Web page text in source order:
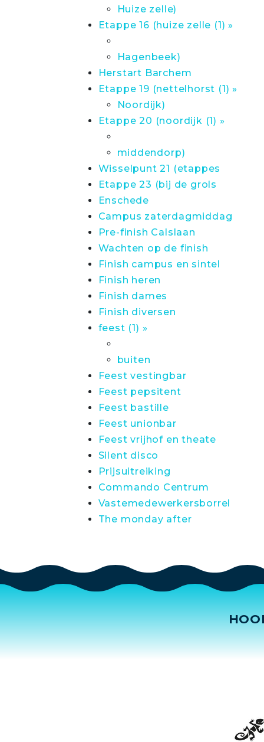
Huize zelle)
Etappe 16 (huize zelle (1) »
Hagenbeek)
Herstart Barchem
Etappe 19 (nettelhorst (1) »
Noordijk)
Etappe 20 (noordijk (1) »
middendorp)
Wisselpunt 21 (etappes
Etappe 23 (bij de grols
Enschede
Campus zaterdagmiddag
Pre-finish Calslaan
Wachten op de finish
Finish campus en sintel
Finish heren
Finish dames
Finish diversen
feest (1) »
buiten
Feest vestingbar
Feest pepsitent
Feest bastille
Feest unionbar
Feest vrijhof en theate
Silent disco
Prijsuitreiking
Commando Centrum
Vastemedewerkersborrel
The monday after